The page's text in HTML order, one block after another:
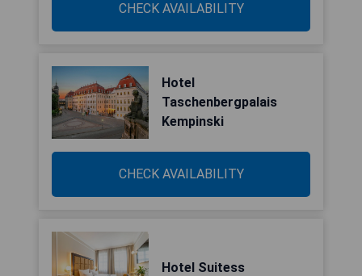
CHECK AVAILABILITY
Hotel
Taschenbergpalais
Kempinski
CHECK AVAILABILITY
Hotel Suitess